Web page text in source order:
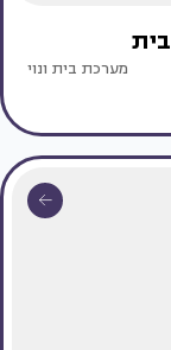
מערכת בית ונוי